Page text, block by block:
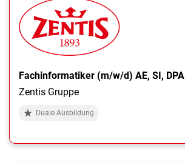
Fachinformatiker (m/w/d) AE, SI, DPA
Zentis Gruppe
Duale Ausbildung